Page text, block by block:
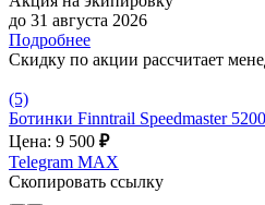
до 31 августа 2026
Подробнее
Скидку по акции рассчитает
(5)
Ботинки Finntrail Speedmaster 5200
Цена: 9 500 ₽
Telegram MAX
Скопировать ссылку